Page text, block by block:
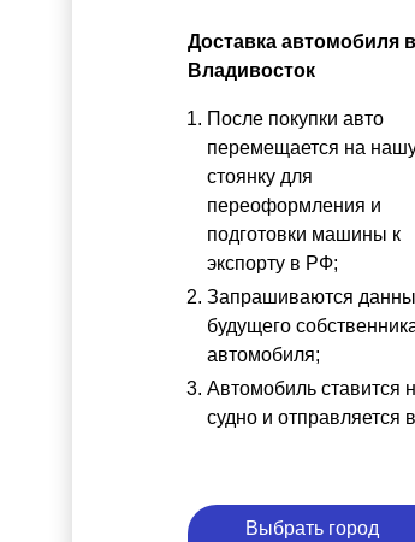
Доставка автомобиля
Владивосток
После покупки авто
перемещается на
стоянку для
переоформления и
подготовки машины к
экспорту в РФ;
Запрашиваются
будущего
автомобиля;
Автомобиль ставится
судно и отправляется
Выбрать город